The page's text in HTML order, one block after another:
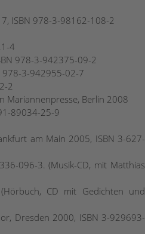
ISBN 978-3-98162-108-2
4
978-3-942375-09-2
978-3-942955-02-7
2
Mariannenpresse, Berlin 2008
89034-25-9
am Main 2005, ISBN 3-627-
096-3. (Musik-CD, mit Matthias
CD mit Gedichten und
Dresden 2000, ISBN 3-929693-